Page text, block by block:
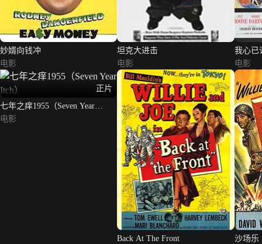
妙婿向钱冲
电影
坦克大进击
电影
我心已
电影
正片
七年之痒1955（Seven Year
Itch）
电影
Back At The Front
沙场乐